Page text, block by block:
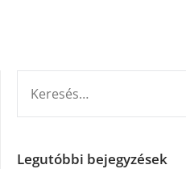
Legutóbbi bejegyzések